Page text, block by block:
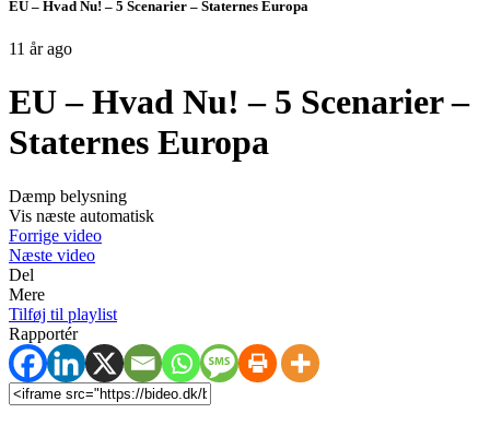
EU – Hvad Nu! – 5 Scenarier – Staternes Europa
11 år ago
EU – Hvad Nu! – 5 Scenarier –
Staternes Europa
Dæmp belysning
Vis næste automatisk
Forrige video
Næste video
Del
Mere
Tilføj til playlist
Rapportér